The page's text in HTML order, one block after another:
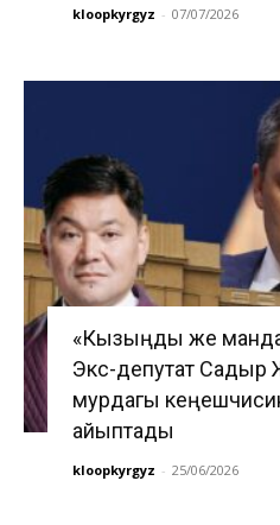
kloopkyrgyz - 07/07/2026
«Кызыңды же
Экс-депутат Садыр
мурдагы
айыптады
kloopkyrgyz - 25/06/2026